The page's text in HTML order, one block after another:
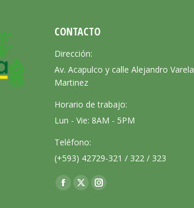
CONTACTO
Dirección:
Av. Acapulco y calle Alejandro Varela
Martinez
Horario de trabajo:
Lun - Vie: 8AM - 5PM
Teléfono:
(+593) 42729-321 / 322 / 323
Encuéntranos en:
Facebook
X
Instagram